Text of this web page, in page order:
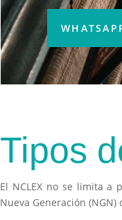
Tipos
El NCLEX no se limita a
Nueva Generación